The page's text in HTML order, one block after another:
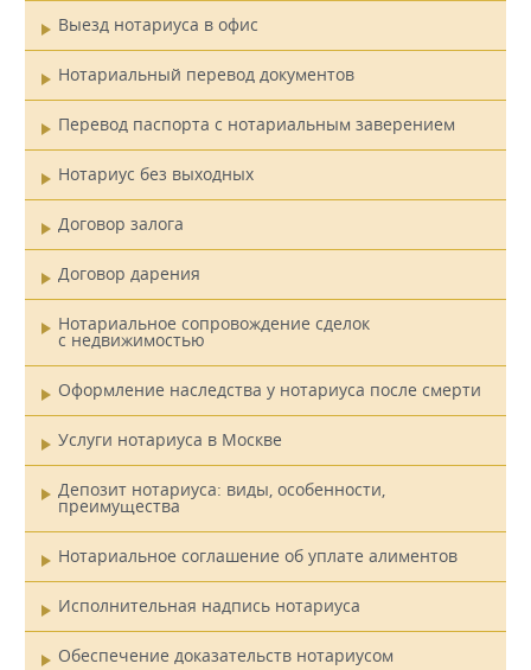
Выезд нотариуса в офис
Нотариальный перевод документов
Перевод паспорта с нотариальным заверением
Нотариус без выходных
Договор залога
Договор дарения
Нотариальное сопровождение сделок
с недвижимостью
Оформление наследства у нотариуса после смерти
Услуги нотариуса в Москве
Депозит нотариуса: виды, особенности,
преимущества
Нотариальное соглашение об уплате алиментов
Исполнительная надпись нотариуса
Обеспечение доказательств нотариусом